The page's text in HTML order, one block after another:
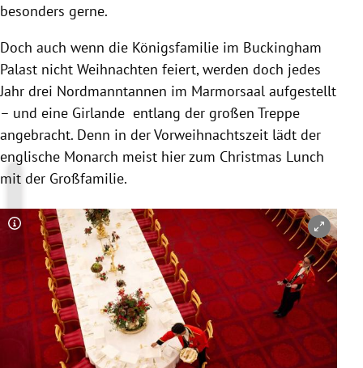
besonders gerne.
Doch auch wenn die Königsfamilie im Buckingham
Palast nicht Weihnachten feiert, werden doch jedes
Jahr drei Nordmanntannen im Marmorsaal aufgestellt
– und eine Girlande entlang der großen Treppe
angebracht. Denn in der Vorweihnachtszeit lädt der
englische Monarch meist hier zum Christmas Lunch
mit der Großfamilie.
Copyright-Hinweis öffnen/schließen